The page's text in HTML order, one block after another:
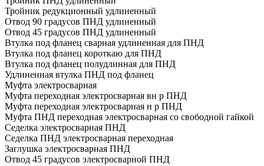
Тройник редукционный удлиненный
Отвод 90 градусов ПНД удлиненный
Отвод 45 градусов ПНД удлиненный
Втулка под фланец сварная удлиненная для ПНД
Втулка под фланец короткаю для ПНД
Втулка под фланец полудлинная для ПНД
Удлиненная втулка ПНД под фланец
Муфта электросварная
Муфта переходная электросварная вн р ПНД
Муфта переходная электросварная н р ПНД
Муфта ПНД переходная электросварная со свободной гайкой
Седелка электросварная ПНД
Седелка ПНД электросварная переходная
Заглушка электросварная ПНД
Отвод 45 градусов электросварной ПНД